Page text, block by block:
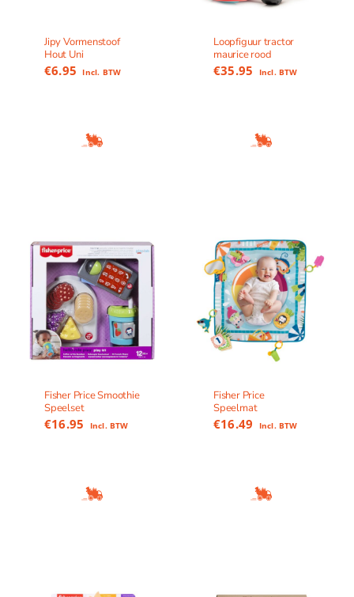
Jipy Vormenstoof
Hout Uni
€6.95 Incl. BTW
Loopfiguur tractor
maurice rood
€35.95 Incl. BTW
Fisher Price Smoothie
Speelset
€16.95 Incl. BTW
Fisher Price
Speelmat
€16.49 Incl. BTW